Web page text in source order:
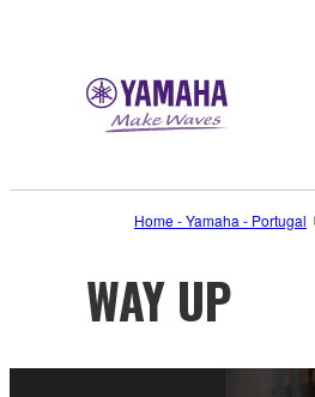
Home - Yamaha - Portugal
WAY UP